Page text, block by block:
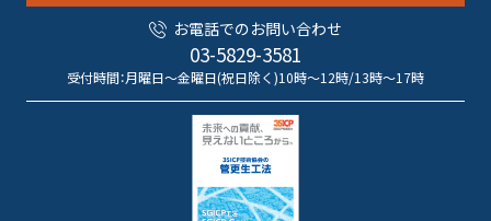
お電話でのお問い合わせ
03-5829-3581
受付時間：月曜日～金曜日(祝日除く)10時～12時/13時～17時